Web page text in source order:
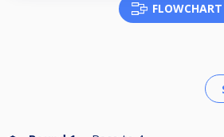
FLOWCHART